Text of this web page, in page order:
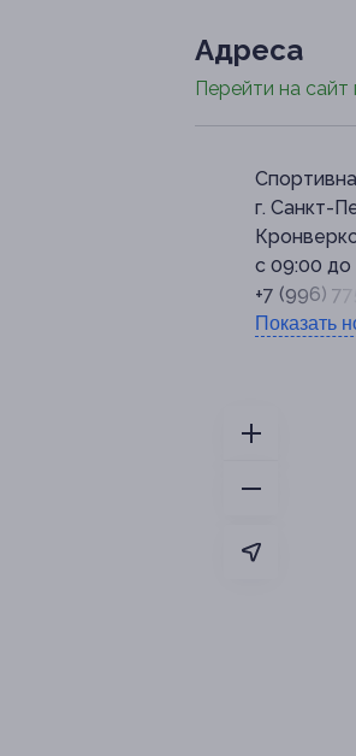
Адресa
Перейти на
г. Санкт-
с 09:00
+7 (996)
Показать